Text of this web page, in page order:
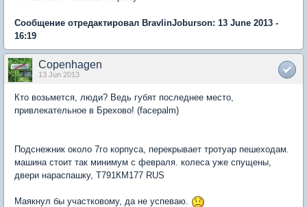
Сообщение отредактировал BravlinJoburson: 13 June 2013 -
16:19
Copenhagen
13 Jun 2013
Кто возьмется, люди? Ведь губят последнее место,
привлекательное в Брехово! (facepalm)
Подснежник около 7го корпуса, перекрывает тротуар пешеходам.
машина стоит так минимум с февраля. колеса уже спущены,
двери нараспашку, Т791КМ177 RUS
Маякнул бы участковому, да не успеваю.